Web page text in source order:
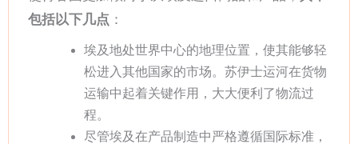
包括以下几点 ：
埃及地处世界中心的地理位置，使其能够轻
松进入其他国家的市场。苏伊士运河在货物
运输中起着关键作用，大大便利了物流过
程。
尽管埃及在产品制造中严格遵循国际标准，